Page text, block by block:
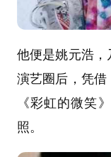
他便是姚元浩
演艺圈后，凭借
《彩虹的微笑
照。